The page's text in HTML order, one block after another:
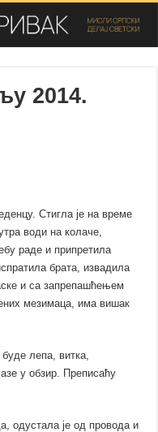
2014.
Стигла је на време
води на колаче,
раде и припретила
брата, извадила
и са запрепашћењем
мезимаца, има вишак
лепа, витка,
у обзир. Преписаћу
одустала је од провода и